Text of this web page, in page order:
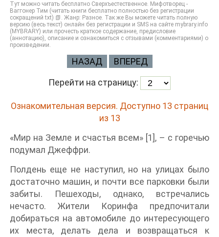
Тут можно читать бесплатно Сверхъестественное. Мифотворец -
Ваггонер Тим (читать книги бесплатно полностью без регистрации
сокращений txt) 📗. Жанр: Разное. Так же Вы можете читать полную
версию (весь текст) онлайн без регистрации и SMS на сайте mybrary.info
(MYBRARY) или прочесть краткое содержание, предисловие
(аннотацию), описание и ознакомиться с отзывами (комментариями) о
произведении.
НАЗАД ВПЕРЕД
Перейти на страницу:
Ознакомительная версия. Доступно 13 страниц
из 13
«Мир на Земле и счастья всем» [1], – с горечью
подумал Джеффри.
Полдень еще не наступил, но на улицах было
достаточно машин, и почти все парковки были
забиты. Пешеходы, однако, встречались
нечасто. Жители Коринфа предпочитали
добираться на автомобиле до интересующего
их места, делать дела и возвращаться к